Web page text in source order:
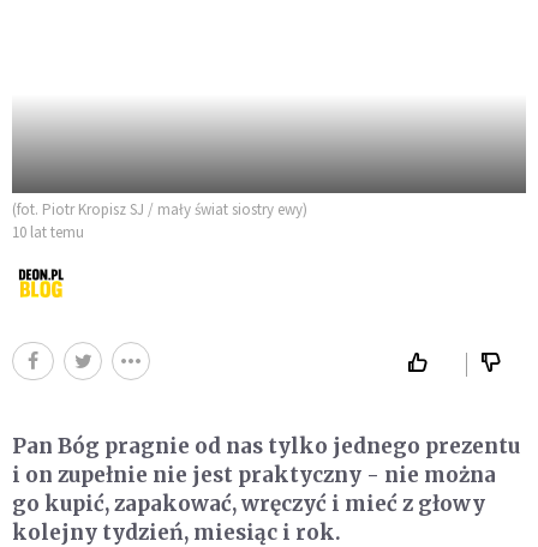
(fot. Piotr Kropisz SJ / mały świat siostry ewy)
10 lat temu
Pan Bóg pragnie od nas tylko jednego prezentu
i on zupełnie nie jest praktyczny - nie można
go kupić, zapakować, wręczyć i mieć z głowy
kolejny tydzień, miesiąc i rok.